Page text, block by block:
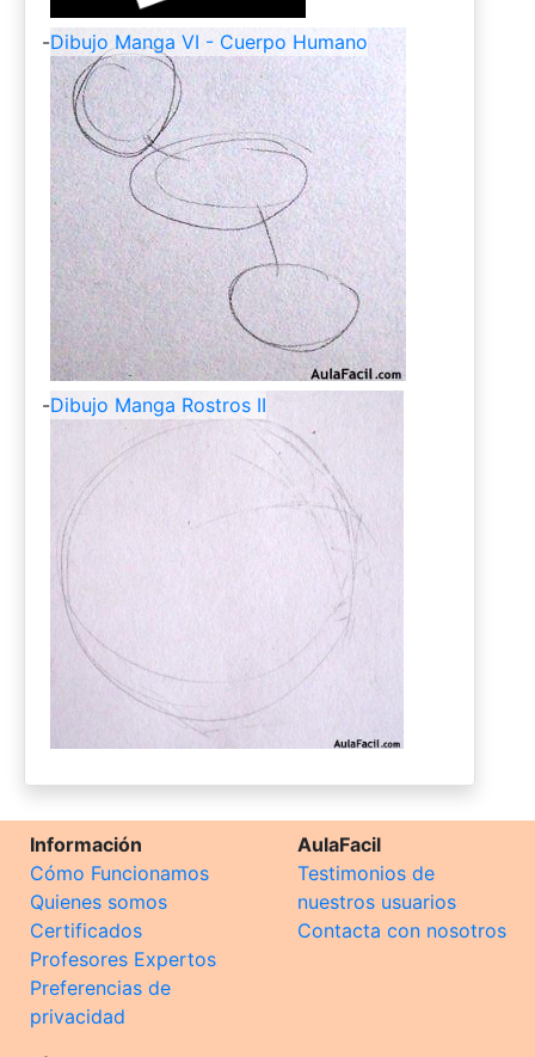
-Dibujo Manga VI - Cuerpo Humano
-Dibujo Manga Rostros II
Información
Cómo Funcionamos
Quienes somos
Certificados
Profesores Expertos
Preferencias de
privacidad
AulaFacil
Testimonios de
nuestros usuarios
Contacta con nosotros